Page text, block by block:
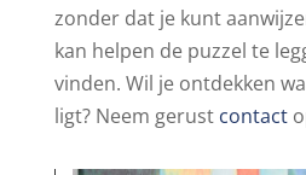
zonder dat je kunt
kan helpen de puzzel te
vinden. Wil je ontdekken
ligt? Neem gerust contact